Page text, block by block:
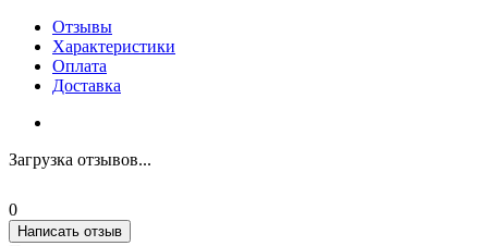
Отзывы
Характеристики
Оплата
Доставка
Загрузка отзывов...
0
Написать отзыв